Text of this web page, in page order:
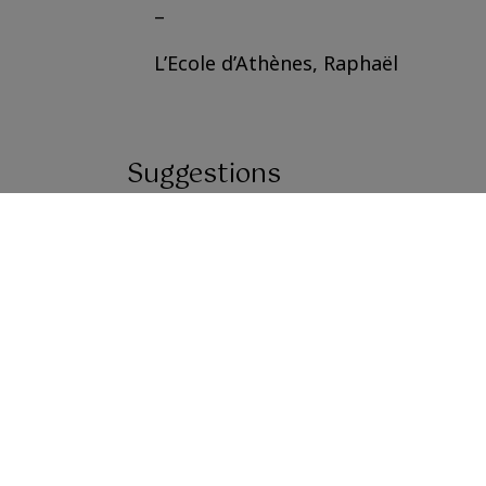
–
L’Ecole d’Athènes, Raphaël
Suggestions